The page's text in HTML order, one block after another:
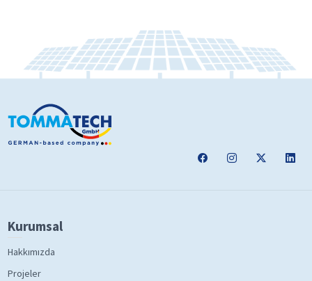
Kurumsal
Hakkımızda
Projeler